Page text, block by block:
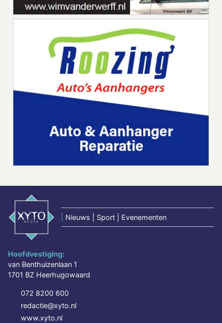
Nieuws | Sport | Evenementen
Hoofdvestiging:
van Benthuizenlaan 1
1701 BZ Heerhugowaard
072 8200 600
redactie@xyto.nl
www.xyto.nl